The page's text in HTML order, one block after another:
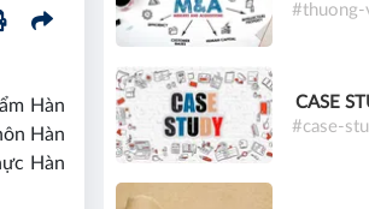
Hàn
Hàn
Hàn
#thuong-
CASE
#case-